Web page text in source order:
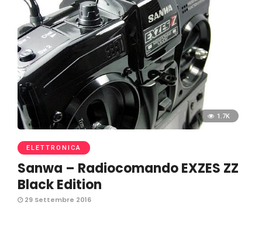
1.7K
ELETTRONICA
Sanwa – Radiocomando EXZES ZZ
Black Edition
29 Settembre 2016